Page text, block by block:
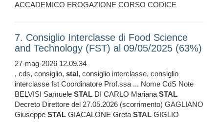
ACCADEMICO EROGAZIONE CORSO CODICE
7. Consiglio Interclasse di Food Science
and Technology (FST) al 09/05/2025 (63%)
27-mag-2026 12.09.34
, cds, consiglio, stal, consiglio interclasse, consiglio
interclasse fst Coordinatore Prof.ssa ... Nome CdS Note
BELVISI Samuele STAL DI CARLO MarianaSTAL
Decreto Direttore del 27.05.2026 (scorrimento) GAGLIANO
Giuseppe STAL GIACALONE GretaSTAL GIGLIO